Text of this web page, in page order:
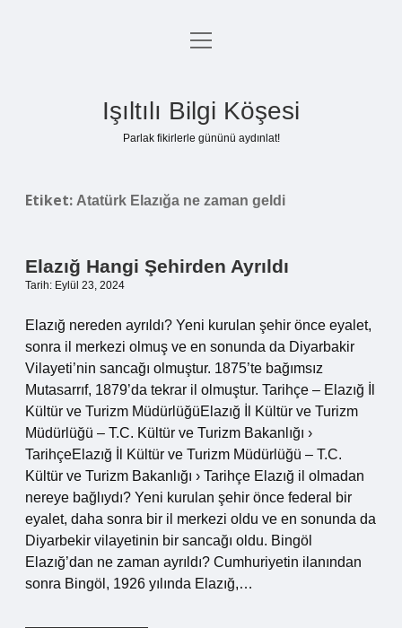
Anasayfa
Yasal Uyarı
menüyü
Işıltılı Bilgi Köşesi
Parlak fikirlerle gününü aydınlat!
Etiket: Atatürk Elazığa ne zaman geldi
Elazığ Hangi Şehirden Ayrıldı
Tarih: Eylül 23, 2024
Elazığ nereden ayrıldı? Yeni kurulan şehir önce eyalet,
sonra il merkezi olmuş ve en sonunda da Diyarbakir
Vilayeti’nin sancağı olmuştur. 1875’te bağımsız
Mutasarrıf, 1879’da tekrar il olmuştur. Tarihçe – Elazığ İl
Kültür ve Turizm MüdürlüğüElazığ İl Kültür ve Turizm
Müdürlüğü – T.C. Kültür ve Turizm Bakanlığı ›
TarihçeElazığ İl Kültür ve Turizm Müdürlüğü – T.C.
Kültür ve Turizm Bakanlığı › Tarihçe Elazığ il olmadan
nereye bağlıydı? Yeni kurulan şehir önce federal bir
eyalet, daha sonra bir il merkezi oldu ve en sonunda da
Diyarbekir vilayetinin bir sancağı oldu. Bingöl
Elazığ’dan ne zaman ayrıldı? Cumhuriyetin ilanından
sonra Bingöl, 1926 yılında Elazığ,…